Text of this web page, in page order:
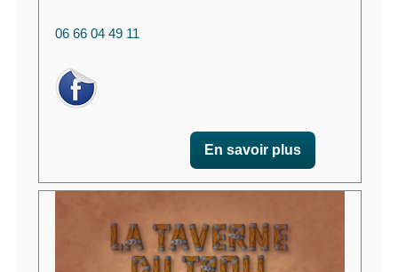
06 66 04 49 11
En savoir plus